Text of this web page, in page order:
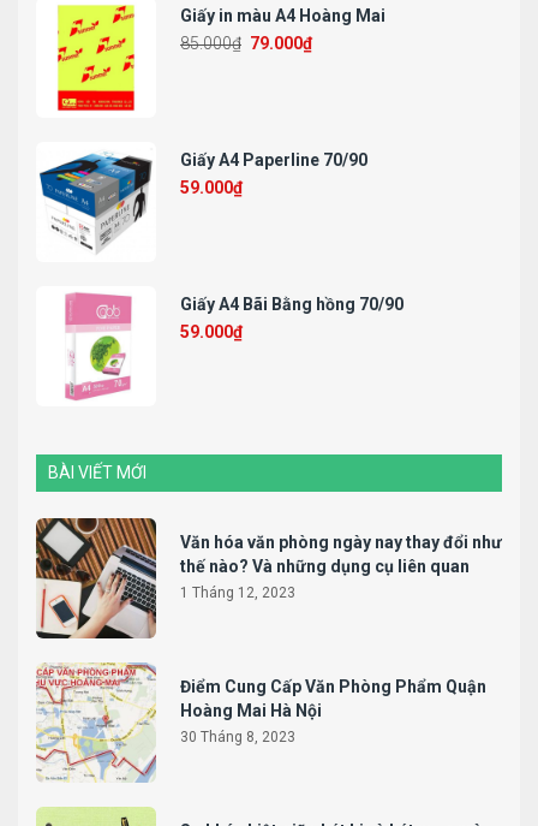
Giấy in màu A4 Hoàng Mai
85.000₫ 79.000₫
Giấy A4 Paperline 70/90
59.000₫
Giấy A4 Bãi Bằng hồng 70/90
59.000₫
BÀI VIẾT MỚI
Văn hóa văn phòng ngày nay thay đổi như
thế nào? Và những dụng cụ liên quan
1 Tháng 12, 2023
Điểm Cung Cấp Văn Phòng Phẩm Quận
Hoàng Mai Hà Nội
30 Tháng 8, 2023